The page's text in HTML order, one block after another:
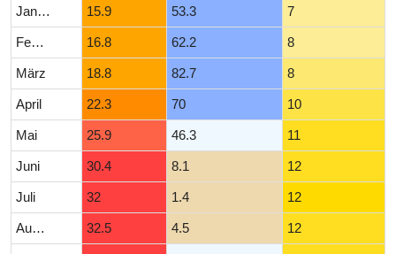
Januar 15.9 53.3 7
Februar 16.8 62.2 8
März 18.8 82.7 8
April 22.3 70 10
Mai 25.9 46.3 11
Juni 30.4 8.1 12
Juli 32 1.4 12
August 32.5 4.5 12